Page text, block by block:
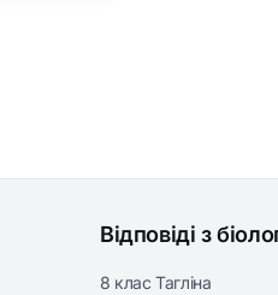
Відповіді з
8 клас Тагліна